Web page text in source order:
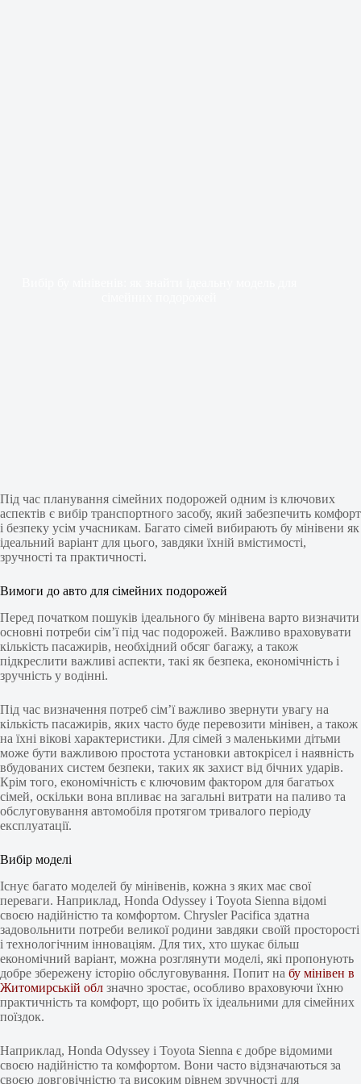
Під час планування сімейних подорожей одним із ключових
аспектів є вибір транспортного засобу, який забезпечить комфорт
і безпеку усім учасникам. Багато сімей вибирають бу мінівени як
ідеальний варіант для цього, завдяки їхній вмістимості,
зручності та практичності.
Вимоги до авто для сімейних подорожей
Перед початком пошуків ідеального бу мінівена варто визначити
основні потреби сім’ї під час подорожей. Важливо враховувати
кількість пасажирів, необхідний обсяг багажу, а також
підкреслити важливі аспекти, такі як безпека, економічність і
зручність у водінні.
Під час визначення потреб сім’ї важливо звернути увагу на
кількість пасажирів, яких часто буде перевозити мінівен, а також
на їхні вікові характеристики. Для сімей з маленькими дітьми
може бути важливою простота установки автокрісел і наявність
вбудованих систем безпеки, таких як захист від бічних ударів.
Крім того, економічність є ключовим фактором для багатьох
сімей, оскільки вона впливає на загальні витрати на паливо та
обслуговування автомобіля протягом тривалого періоду
експлуатації.
Вибір моделі
Існує багато моделей бу мінівенів, кожна з яких має свої
переваги. Наприклад, Honda Odyssey і Toyota Sienna відомі
своєю надійністю та комфортом. Chrysler Pacifica здатна
задовольнити потреби великої родини завдяки своїй просторості
і технологічним інноваціям. Для тих, хто шукає більш
економічний варіант, можна розглянути моделі, які пропонують
добре збережену історію обслуговування. Попит на бу мінівен в
Житомирській обл значно зростає, особливо враховуючи їхню
практичність та комфорт, що робить їх ідеальними для сімейних
поїздок.
Наприклад, Honda Odyssey і Toyota Sienna є добре відомими
своєю надійністю та комфортом. Вони часто відзначаються за
своєю довговічністю та високим рівнем зручності для